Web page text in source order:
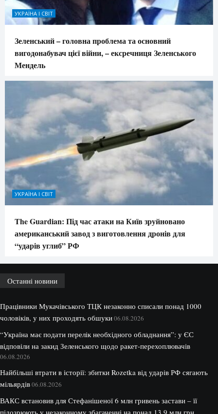
УКРАЇНА І СВІТ
Зеленський – головна проблема та основний
вигодонабувач цієї війни, – ексречниця Зеленського
Мендель
УКРАЇНА І СВІТ
The Guardian: Під час атаки на Київ зруйновано
американський завод з виготовлення дронів для
“ударів углиб” РФ
Останні новини
Працівники Мукачівського ТЦК незаконно списали понад 1000
чоловіків, у них проходять обшуки06.08.2026
“Україна має подати перелік необхідного обладнання”: у ЄС
відповіли на закид Зеленського щодо ракет-перехоплювачів
06.08.2026
Найбільші втрати в історії: збитки Rozetka від ударів РФ сягають
мільярдів06.08.2026
ВАКС встановив для Стефанішеної 6 млн гривень застави – її